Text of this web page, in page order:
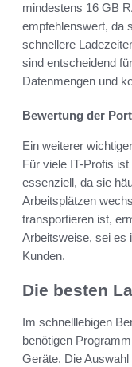
mindestens 16 GB
empfehlenswert, da
schnellere
sind entscheidend
Datenmengen und
Bewertung der
Ein weiterer
Für viele IT-Profis
essenziell, da sie
Arbeitsplätzen
transportieren ist,
Arbeitsweise, sei es
Kunden.
Die besten
Im schnelllebigen
benötigen
Geräte. Die